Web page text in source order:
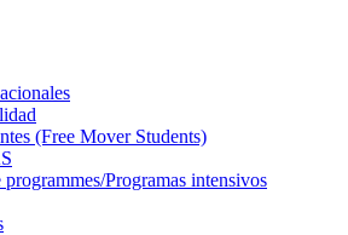
(Free Mover Students)
Programas intensivos